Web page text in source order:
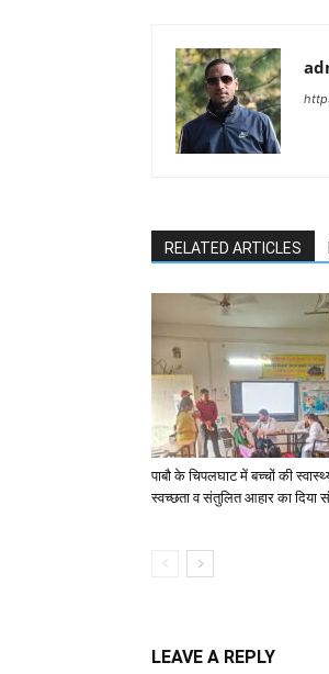
RELATED ARTICLES
पाबौ के चिपलघाट में बच्चों की
स्वच्छता व संतुलित आहार का दिया
LEAVE A REPLY